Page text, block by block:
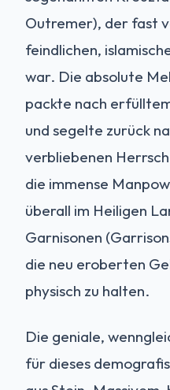
Outremer), der fast
feindlichen,
war. Die absolute
packte nach
und segelte zurück
verbliebenen
die immense
überall im Heiligen
Garnisonen
die neu eroberten
physisch zu halten.
Die geniale,
für dieses